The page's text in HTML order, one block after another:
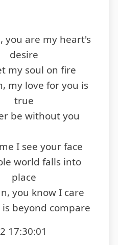
you are my heart's
desire
my soul on fire
my love for you is
true
be without you
I see your face
world falls into
place
you know I care
is beyond compare
17:30:01